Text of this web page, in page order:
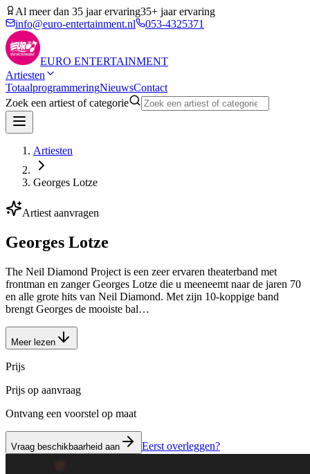
Al meer dan 35 jaar ervaring35+ jaar ervaring
info@euro-entertainment.nl
053-4325371
EURO ENTERTAINMENT
Artiesten
TotaalprogrammeringNieuwsContact
Zoek een artiest of categorie
Artiesten
Georges Lotze
Artiest aanvragen
Georges Lotze
The Neil Diamond Project is een zeer ervaren theaterband met
frontman en zanger Georges Lotze die u meeneemt naar de jaren 70
en alle grote hits van Neil Diamond. Met zijn 10-koppige band
brengt Georges de mooiste bal…
Meer lezen
Prijs
Prijs op aanvraag
Ontvang een voorstel op maat
Vraag beschikbaarheid aan Eerst overleggen?